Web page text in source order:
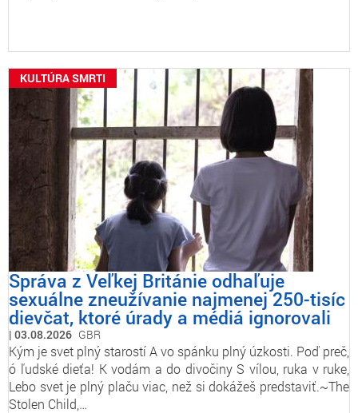
KULTÚRA SMRTI
Správa z Veľkej Británie odhaľuje
sexuálne zneužívanie najmenej 250-tisíc
dievčat, ktoré úrady a médiá ignorovali
03.08.2026 GBR
Kým je svet plný starostí A vo spánku plný úzkosti. Poď preč,
ó ľudské dieťa! K vodám a do divočiny S vílou, ruka v ruke,
Lebo svet je plný plaču viac, než si dokážeš predstaviť.~The
Stolen Child,…